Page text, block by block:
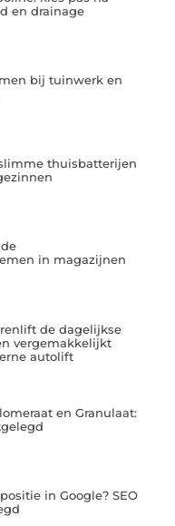
en drainage
bij tuinwerk en
thuisbatterijen
in magazijnen
de dagelijkse
vergemakkelijkt
autolift
en Granulaat:
in Google? SEO